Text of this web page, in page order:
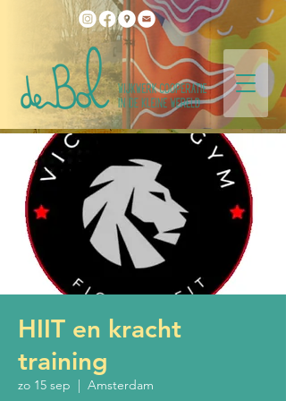
HIIT en kracht
training
zo 15 sep
  |
Amsterdam